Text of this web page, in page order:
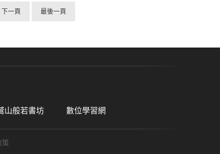
下一頁 最後一頁
山般若書坊 數位學習網
策